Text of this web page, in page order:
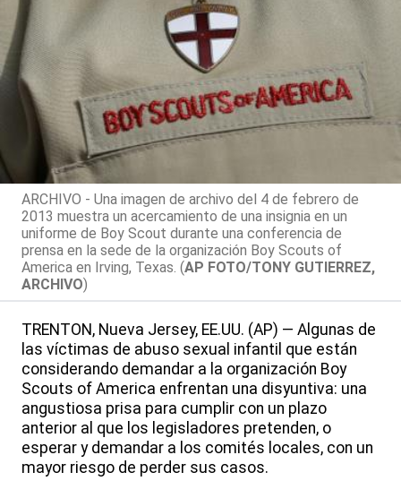
ARCHIVO - Una imagen de archivo del 4 de febrero de
2013 muestra un acercamiento de una insignia en un
uniforme de Boy Scout durante una conferencia de
prensa en la sede de la organización Boy Scouts of
America en Irving, Texas. (AP FOTO/TONY GUTIERREZ,
ARCHIVO)
TRENTON, Nueva Jersey, EE.UU. (AP) — Algunas de
las víctimas de abuso sexual infantil que están
considerando demandar a la organización Boy
Scouts of America enfrentan una disyuntiva: una
angustiosa prisa para cumplir con un plazo
anterior al que los legisladores pretenden, o
esperar y demandar a los comités locales, con un
mayor riesgo de perder sus casos.